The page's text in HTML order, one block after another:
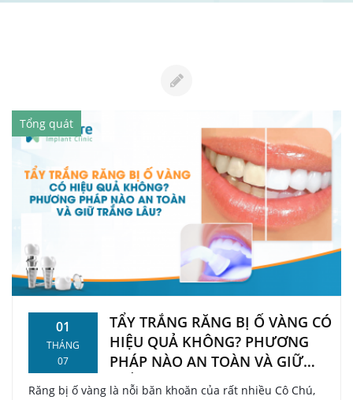
Tổng quát
01
THÁNG
07
TẨY TRẮNG RĂNG BỊ Ố VÀNG CÓ
HIỆU QUẢ KHÔNG? PHƯƠNG
PHÁP NÀO AN TOÀN VÀ GIỮ
TRẮNG LÂU?
Răng bị ố vàng là nỗi băn khoăn của rất nhiều Cô Chú,